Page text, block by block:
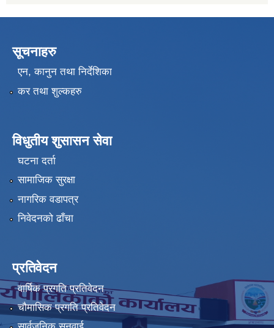
सूचनाहरु
एन, कानुन तथा निर्देशिका
कर तथा शुल्कहरु
विधुतीय शुसासन सेवा
घटना दर्ता
सामाजिक सुरक्षा
नागरिक वडापत्र
निवेदनको ढाँचा
प्रतिवेदन
वार्षिक प्रगति प्रतिवेदन
चौमासिक प्रगति प्रतिवेदन